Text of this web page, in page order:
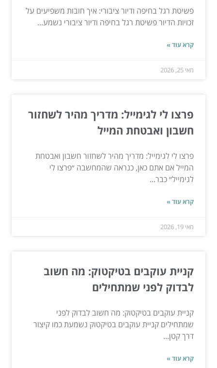
פשיטת רגל בחיפה ודיור ציבורי: איך חובות משפיעים על
זכויות הדיור פשיטת רגל בחיפה ודיור ציבורי נשמע...
קרא עוד »
מאי 25, 2026
פרצו לי לגימייל: מדריך מהיר לשחזור
חשבון ואבטחת המייל
פרצו לי לגימייל: מדריך מהיר לשחזור חשבון ואבטחת
המייל אם אתם כאן, כנראה שהמחשבה ״פרצו לי
לגימייל״ כבר...
קרא עוד »
מאי 19, 2026
קניית עוקבים בטיקטוק: מה חשוב
לבדוק לפני שמתחילים
קניית עוקבים בטיקטוק: מה חשוב לבדוק לפני
שמתחילים קניית עוקבים בטיקטוק נשמעת כמו קיצור
דרך קטן...
קרא עוד »